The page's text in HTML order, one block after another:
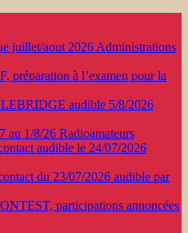
juillet/aout 2026 Administrations
préparation à l’examen pour la
audible 5/8/2026
au 1/8/26 Radioamateurs
audible le 24/07/2026
du 23/07/2026 audible par
participations annoncées